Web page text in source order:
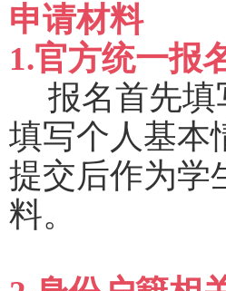
申请材料
1.官方统一报
报名首先
填写个人基本
提交后作为学
料。